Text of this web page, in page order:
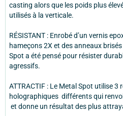
casting alors que les poids plus
utilisés à la verticale.
RÉSISTANT : Enrobé d’un vernis
hameçons 2X et des anneaux
Spot a été pensé pour résister
agressifs.
ATTRACTIF : Le Metal Spot utilise 3
holographiques différents qui
et donne un résultat des plus